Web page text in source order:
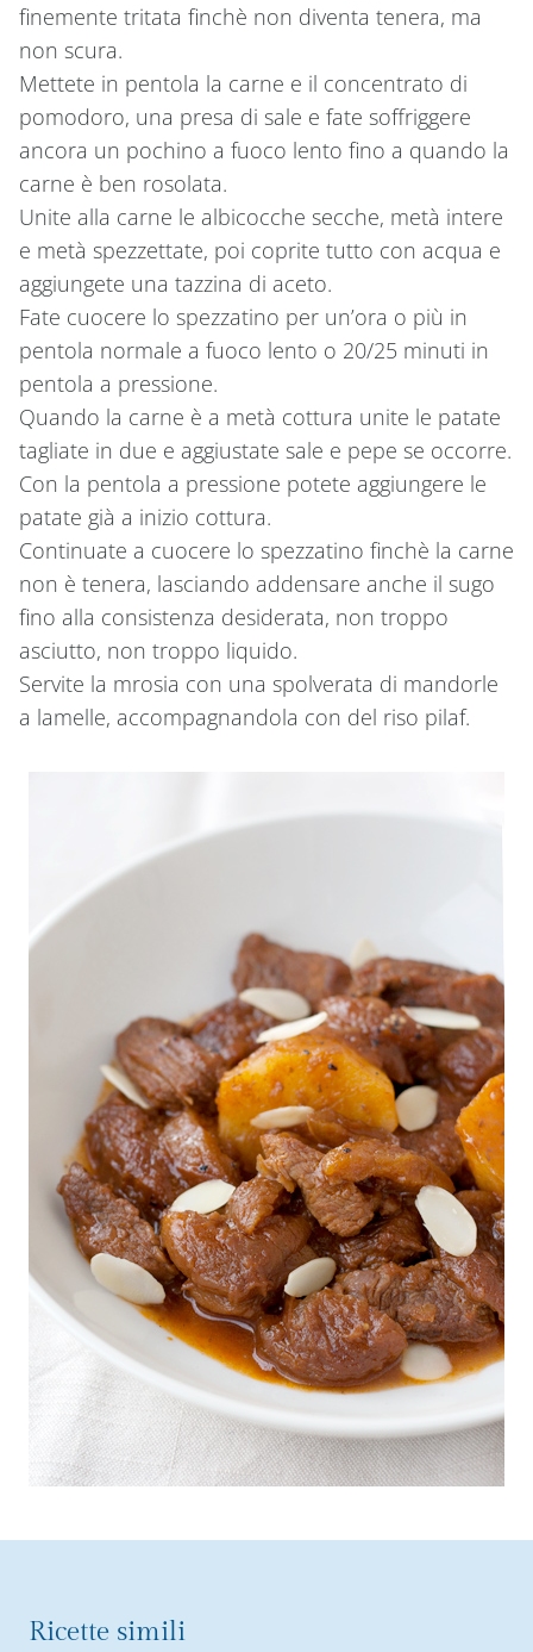
finemente tritata finchè non diventa tenera, ma
non scura.
Mettete in pentola la carne e il concentrato di
pomodoro, una presa di sale e fate soffriggere
ancora un pochino a fuoco lento fino a quando la
carne è ben rosolata.
Unite alla carne le albicocche secche, metà intere
e metà spezzettate, poi coprite tutto con acqua e
aggiungete una tazzina di aceto.
Fate cuocere lo spezzatino per un’ora o più in
pentola normale a fuoco lento o 20/25 minuti in
pentola a pressione.
Quando la carne è a metà cottura unite le patate
tagliate in due e aggiustate sale e pepe se occorre.
Con la pentola a pressione potete aggiungere le
patate già a inizio cottura.
Continuate a cuocere lo spezzatino finchè la carne
non è tenera, lasciando addensare anche il sugo
fino alla consistenza desiderata, non troppo
asciutto, non troppo liquido.
Servite la mrosia con una spolverata di mandorle
a lamelle, accompagnandola con del riso pilaf.
Ricette simili